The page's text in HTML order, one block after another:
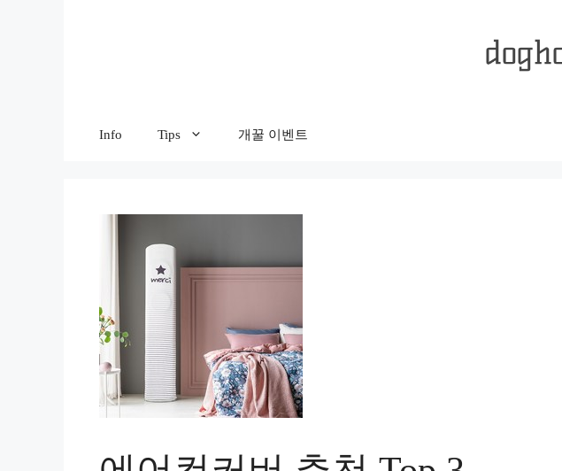
Info Tips 개꿀 이벤트